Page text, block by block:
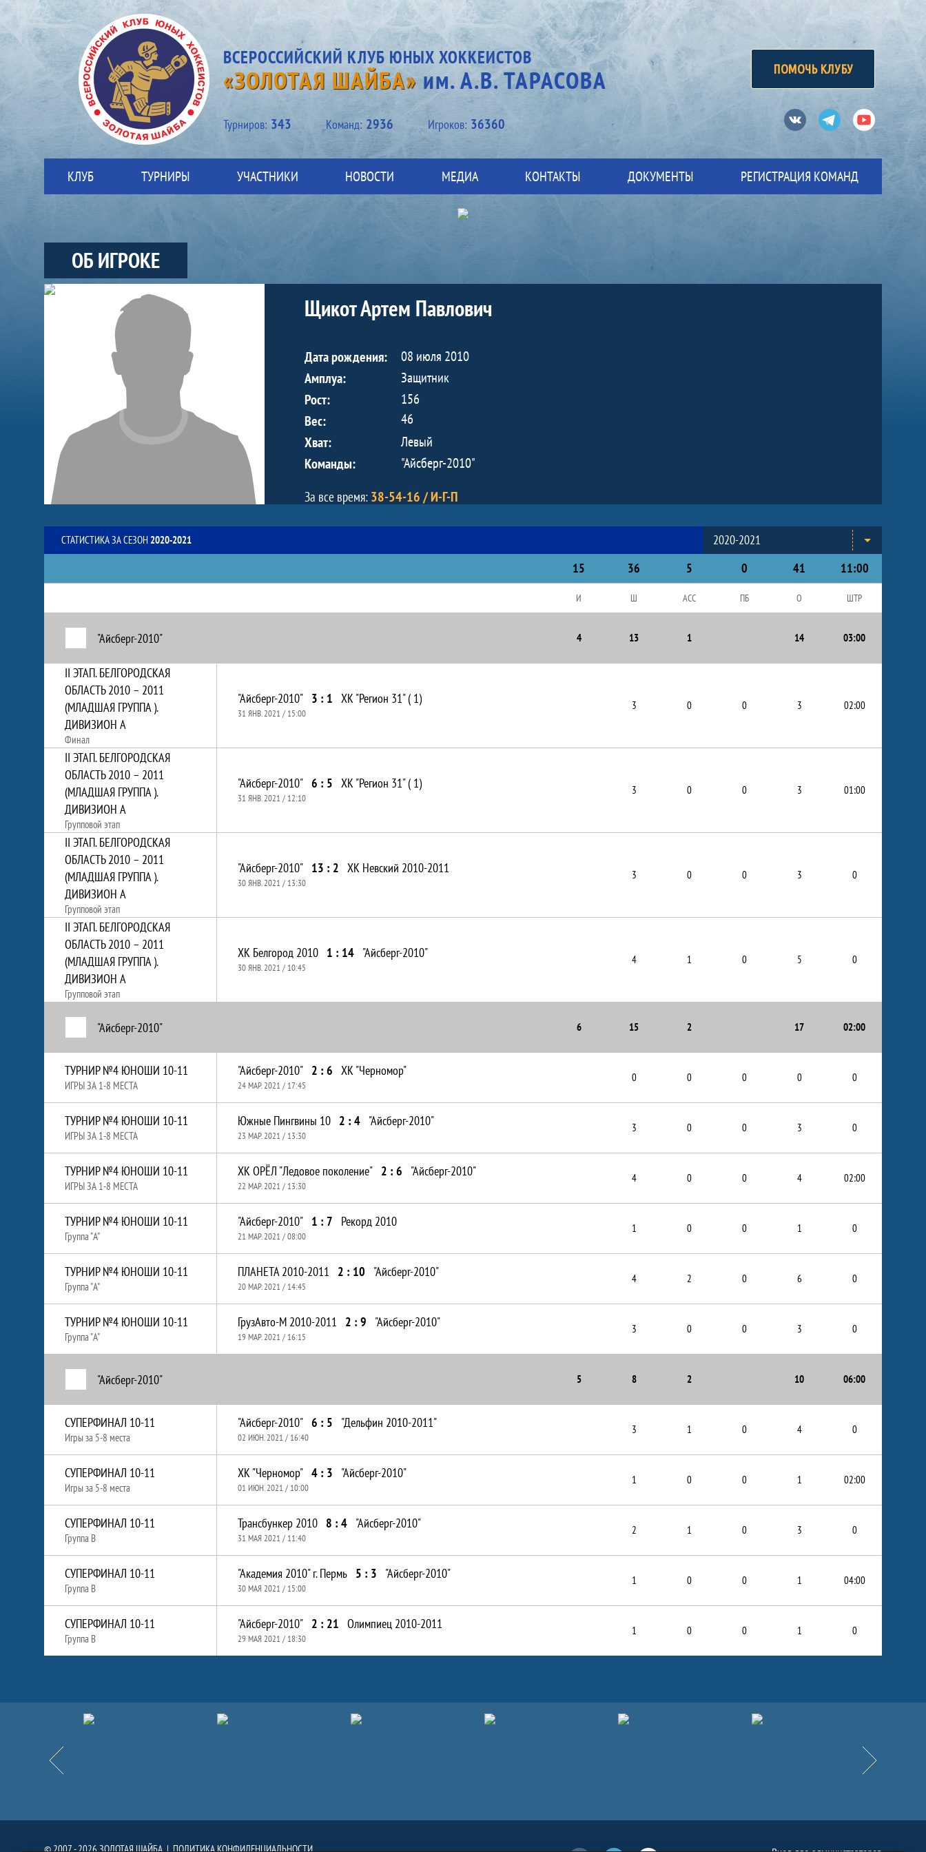
ВСЕРОССИЙСКИЙ КЛУБ ЮНЫХ ХОККЕИСТОВ
«ЗОЛОТАЯ ШАЙБА»им. А.В. ТАРАСОВА
Турниров: 343 Kоманд: 2936 Игроков: 36360
ПОМОЧЬ КЛУБУ
ВконтактеТелеграмЮтуб
КЛУБ ТУРНИРЫ УЧАСТНИКИ НОВОСТИ МЕДИА КОНТАКТЫ ДОКУМЕНТЫ РЕГИСТРАЦИЯ КОМАНД
ОБ ИГРОКЕ
Участники-игрок
Щикот Артем Павлович
Дата рождения:
08 июля 2010
Амплуа:
Защитник
Рост:
156
Вес:
46
Хват:
Левый
Команды:
"Айсберг-2010"
За все время: 38-54-16 / И-Г-П
СТАТИСТИКА ЗА СЕЗОН 2020-2021
2020-2021
15
36 5 0 41 11:00
И Ш АСС ПБ О ШТР
"Айсберг-2010" 4 13 1 14 03:00
II ЭТАП. БЕЛГОРОДСКАЯ
ОБЛАСТЬ 2010 – 2011
(МЛАДШАЯ ГРУППА ).
ДИВИЗИОН А
Финал
"Айсберг-2010" 3 : 1 ХК "Регион 31" ( 1)
31 ЯНВ. 2021 / 15:00
3 0 0 3 02:00
II ЭТАП. БЕЛГОРОДСКАЯ
ОБЛАСТЬ 2010 – 2011
(МЛАДШАЯ ГРУППА ).
ДИВИЗИОН А
Групповой этап
"Айсберг-2010" 6 : 5 ХК "Регион 31" ( 1)
31 ЯНВ. 2021 / 12:10
3 0 0 3 01:00
II ЭТАП. БЕЛГОРОДСКАЯ
ОБЛАСТЬ 2010 – 2011
(МЛАДШАЯ ГРУППА ).
ДИВИЗИОН А
Групповой этап
"Айсберг-2010" 13 : 2 ХК Невский 2010-2011
30 ЯНВ. 2021 / 13:30
3 0 0 3 0
II ЭТАП. БЕЛГОРОДСКАЯ
ОБЛАСТЬ 2010 – 2011
(МЛАДШАЯ ГРУППА ).
ДИВИЗИОН А
Групповой этап
ХК Белгород 2010 1 : 14 "Айсберг-2010"
30 ЯНВ. 2021 / 10:45
4 1 0 5 0
"Айсберг-2010" 6 15 2 17 02:00
ТУРНИР №4 ЮНОШИ 10-11
ИГРЫ ЗА 1-8 МЕСТА
"Айсберг-2010" 2 : 6 ХК "Черномор"
24 МАР. 2021 / 17:45
0 0 0 0 0
ТУРНИР №4 ЮНОШИ 10-11
ИГРЫ ЗА 1-8 МЕСТА
Южные Пингвины 10 2 : 4 "Айсберг-2010"
23 МАР. 2021 / 13:30
3 0 0 3 0
ТУРНИР №4 ЮНОШИ 10-11
ИГРЫ ЗА 1-8 МЕСТА
ХК ОРЁЛ "Ледовое поколение" 2 : 6 "Айсберг-2010"
22 МАР. 2021 / 13:30
4 0 0 4 02:00
ТУРНИР №4 ЮНОШИ 10-11
Группа "A"
"Айсберг-2010" 1 : 7 Рекорд 2010
21 МАР. 2021 / 08:00
1 0 0 1 0
ТУРНИР №4 ЮНОШИ 10-11
Группа "A"
ПЛАНЕТА 2010-2011 2 : 10 "Айсберг-2010"
20 МАР. 2021 / 14:45
4 2 0 6 0
ТУРНИР №4 ЮНОШИ 10-11
Группа "A"
ГрузАвто-М 2010-2011 2 : 9 "Айсберг-2010"
19 МАР. 2021 / 16:15
3 0 0 3 0
"Айсберг-2010" 5 8 2 10 06:00
СУПЕРФИНАЛ 10-11
Игры за 5-8 места
"Айсберг-2010" 6 : 5 "Дельфин 2010-2011"
02 ИЮН. 2021 / 16:40
3 1 0 4 0
СУПЕРФИНАЛ 10-11
Игры за 5-8 места
ХК "Черномор" 4 : 3 "Айсберг-2010"
01 ИЮН. 2021 / 10:00
1 0 0 1 02:00
СУПЕРФИНАЛ 10-11
Группа B
Трансбункер 2010 8 : 4 "Айсберг-2010"
31 МАЯ 2021 / 11:40
2 1 0 3 0
СУПЕРФИНАЛ 10-11
Группа B
"Академия 2010" г. Пермь 5 : 3 "Айсберг-2010"
30 МАЯ 2021 / 15:00
1 0 0 1 04:00
СУПЕРФИНАЛ 10-11
Группа B
"Айсберг-2010" 2 : 21 Олимпиец 2010-2011
29 МАЯ 2021 / 18:30
1 0 0 1 0
Назад
Партнёры
Вперёд
© 2007 - 2026 ЗОЛОТАЯ ШАЙБА |ПОЛИТИКА КОНФИДЕНЦИАЛЬНОСТИ